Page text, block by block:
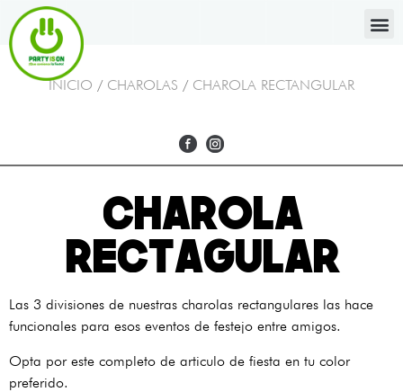
INICIO / CHAROLAS / CHAROLA RECTANGULAR
CHAROLA
RECTAGULAR
Las 3 divisiones de nuestras charolas rectangulares las hace
funcionales para esos eventos de festejo entre amigos.
Opta por este completo de articulo de fiesta en tu color
preferido.